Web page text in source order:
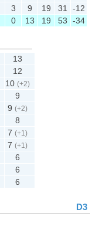
3 9 19 31
-12
0 13 19 53 -34
13
12
10(+2)
9
9(+2)
8
7(+1)
7(+1)
6
6
6
D3